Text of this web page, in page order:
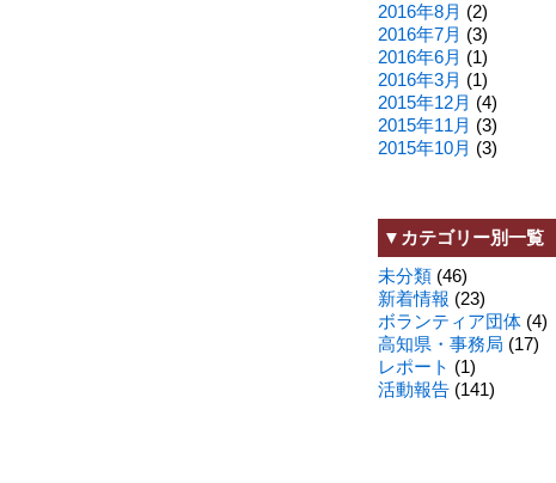
2016年8月 (2)
2016年7月 (3)
2016年6月 (1)
2016年3月 (1)
2015年12月 (4)
2015年11月 (3)
2015年10月 (3)
▼カテゴリー別一覧
未分類 (46)
新着情報 (23)
ボランティア団体 (4)
高知県・事務局 (17)
レポート (1)
活動報告 (141)